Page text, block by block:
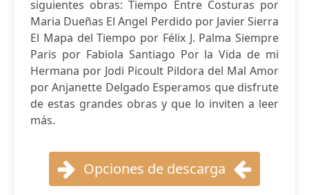
siguientes obras: Tiempo Entre Costuras por
Maria Dueñas El Angel Perdido por Javier Sierra
El Mapa del Tiempo por Félix J. Palma Siempre
Paris por Fabiola Santiago Por la Vida de mi
Hermana por Jodi Picoult Pildora del Mal Amor
por Anjanette Delgado Esperamos que disfrute
de estas grandes obras y que lo inviten a leer
más.
Opciones de descarga